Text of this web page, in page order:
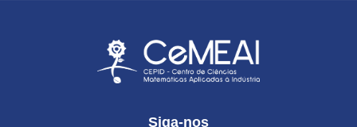
Siga-nos